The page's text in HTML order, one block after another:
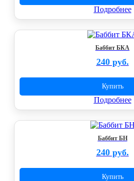
Подробнее
Баббит БКА
240 руб.
Купить
Подробнее
Баббит БН
240 руб.
Купить